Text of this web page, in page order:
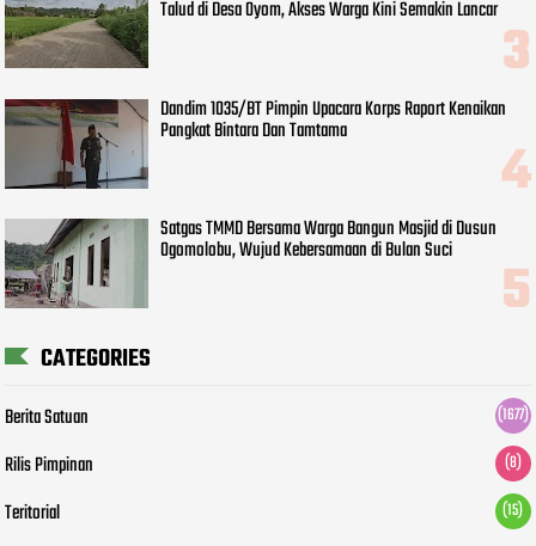
Talud di Desa Oyom, Akses Warga Kini Semakin Lancar
Dandim 1035/BT Pimpin Upacara Korps Raport Kenaikan
Pangkat Bintara Dan Tamtama
Satgas TMMD Bersama Warga Bangun Masjid di Dusun
Ogomolobu, Wujud Kebersamaan di Bulan Suci
CATEGORIES
Berita Satuan (1677)
Rilis Pimpinan (8)
Teritorial (15)